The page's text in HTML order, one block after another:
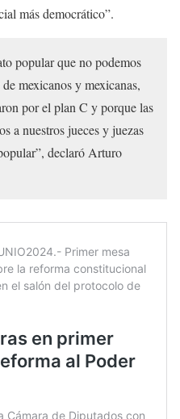
más democrático”.
popular que no podemos
mexicanos y mexicanas,
por el plan C y porque las
a nuestros jueces y juezas
declaró Arturo